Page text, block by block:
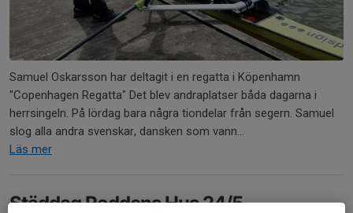
Samuel Oskarsson har deltagit i en regatta i Köpenhamn
"Copenhagen Regatta" Det blev andraplatser båda dagarna i
herrsingeln. På lördag bara några tiondelar från segern. Samuel
slog alla andra svenskar, dansken som vann...
Läs mer
Städdag Roddens Hus 24/5